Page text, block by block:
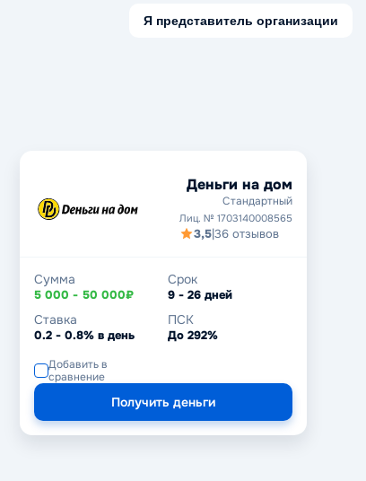
Я представитель организации
Деньги на дом
Стандартный
Лиц. № 1703140008565
3,5|36 отзывов
Сумма
5 000 - 50 000₽
Срок
9 - 26 дней
Ставка
0.2 - 0.8% в день
ПСК
До 292%
Добавить в
сравнение
Получить деньги